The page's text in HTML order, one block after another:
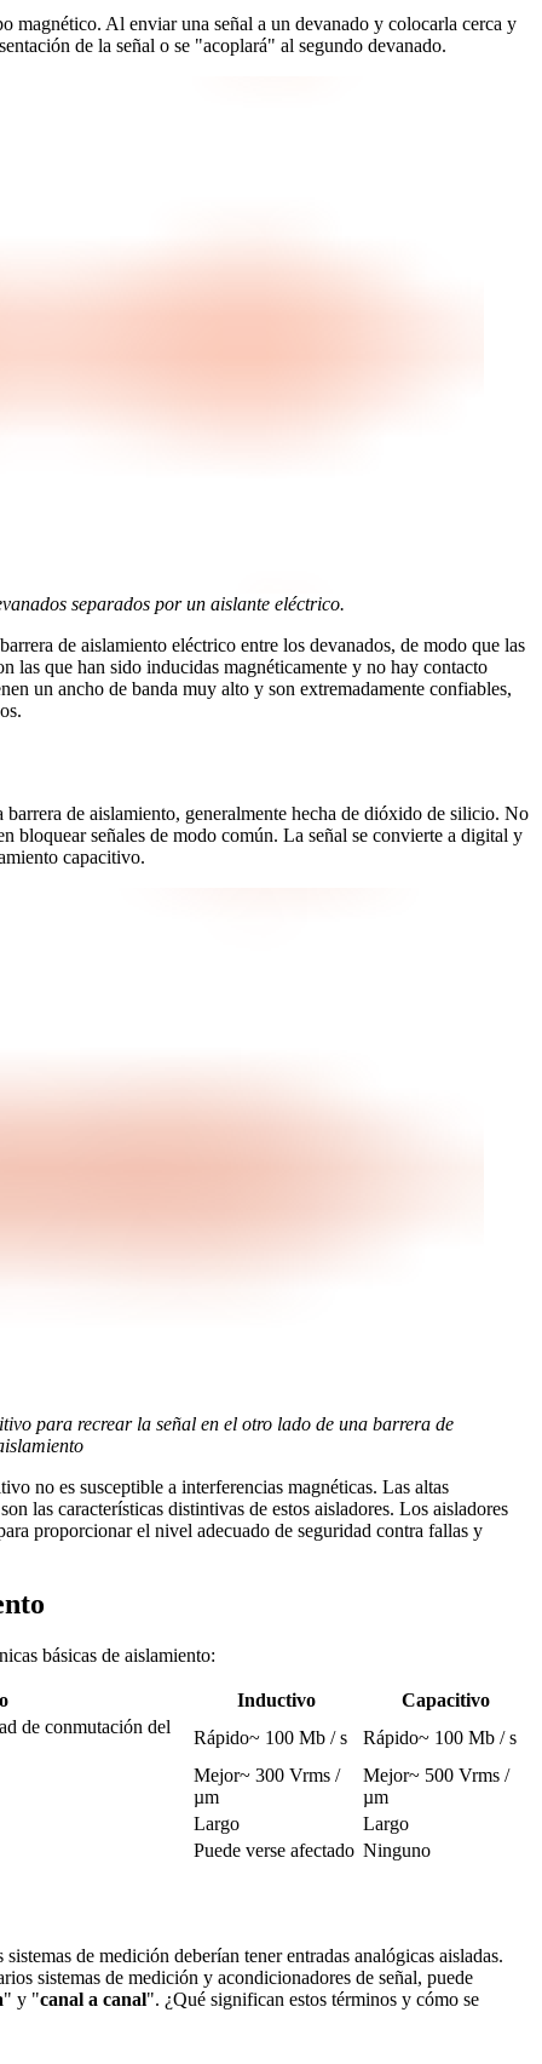
magnético. Al enviar una señal a un devanado y colocarla cerca y
de la señal o se "acoplará" al segundo devanado.
separados por un aislante eléctrico.
de aislamiento eléctrico entre los devanados, de modo que las
las que han sido inducidas magnéticamente y no hay contacto
un ancho de banda muy alto y son extremadamente confiables,
de aislamiento, generalmente hecha de dióxido de silicio. No
bloquear señales de modo común. La señal se convierte a digital y
capacitivo.
para recrear la señal en el otro lado de una barrera de
no es susceptible a interferencias magnéticas. Las altas
las características distintivas de estos aisladores. Los aisladores
proporcionar el nivel adecuado de seguridad contra fallas y
básicas de aislamiento:
Inductivo
Capacitivo
de conmutación del
Rápido~ 100 Mb / s
Rápido~ 100 Mb / s
Mejor~ 300 Vrms /
µm
Mejor~ 500 Vrms /
µm
Largo
Largo
Puede verse afectado Ninguno
de medición deberían tener entradas analógicas aisladas.
sistemas de medición y acondicionadores de señal, puede
" y "canal a canal". ¿Qué significan estos términos y cómo se